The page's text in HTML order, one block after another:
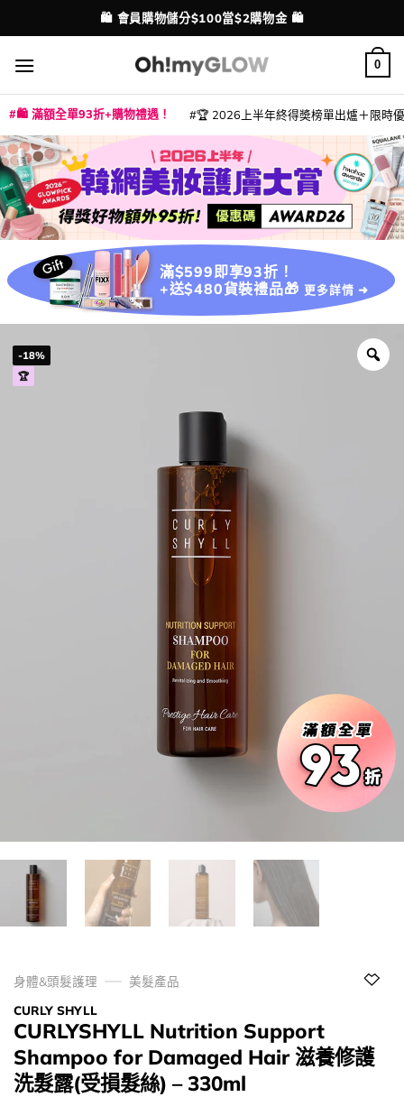
to
content
配送港澳
🛍️ 會員購物儲分$100當$2購物金 🛍️
💳 支援消費券、FPS、八達通、PAYME、信用卡付款
0
🛍️ 滿額全單93折+購物禮遇！ 🏆 2026上半年終得奬榜單出爐＋限時
滿$599即享93折！
+送$480貨裝禮品🎁 更多詳情 ➜
-18%
🏆
身體&頭髮護理
美髮產品
CURLY SHYLL
CURLYSHYLL Nutrition Support
Shampoo for Damaged Hair 滋養修護
洗髮露(受損髮絲) – 330ml